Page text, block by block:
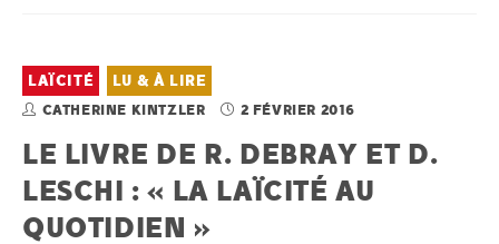
LAÏCITÉ LU & À LIRE
CATHERINE KINTZLER 2 FÉVRIER 2016
LE LIVRE DE R. DEBRAY ET D.
LESCHI : « LA LAÏCITÉ AU
QUOTIDIEN »